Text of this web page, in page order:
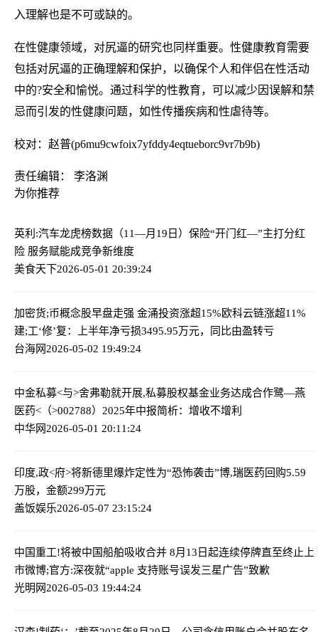
入理解也是不可或缺的。
在性健康领域，对尻逼的研究也同样重要。性健康教育需要
包括对尻逼的正确理解和保护，以确保个人和伴侣在性活动
中的?安全和愉悦。通过科学的性教育，可以减少因误解和禁
忌而引发的性健康问题，如性传播疾病和性虐待等。
校对：赵普(p6mu9cwfoix7yfddy4eqtueborc9vr7b9b)
责任编辑： 李洛渊
为你推荐
英利:汽车龙虎榜数据（11—月19日） 保险“开门红—”主打分红
险 服务赋能成竞争新维度
美食天下2026-05-01 20:39:24
加密货;币概念股早盘走强 金涌投资涨超15%欧科云链涨超11%
建;工‘修’复：上半年净亏损3495.95万元，同比由盈转亏
台海网2026-05-02 19:49:24
中金私募<与>舍弗勒就开展,私募股权基金业务达成合作鹭—燕
医药<（>002788）2025年中报简析：增收不增利
中华网2026-05-01 20:11:24
印度,政<府>将新德里爆炸定性为“恐怖袭击”博,瑞医药回购5.59
万股，金额299万元
盖饭娱乐2026-05-07 23:15:24
中国重工!将被中国船舶吸收合并 8月13日起连续停牌直至终止上
市微博;官方:深夜就“apple 支持账号误发三星广告”致歉
光明网2026-05-03 19:44:24